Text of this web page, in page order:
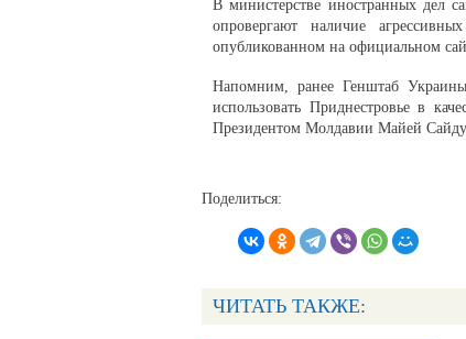
В министерстве иностранных дел
опровергают наличие
опубликованном на официальном
Напомним, ранее Генштаб Украины
использовать Приднестровье в
Президентом Молдавии Майей
Поделиться:
ЧИТАТЬ ТАКЖЕ: